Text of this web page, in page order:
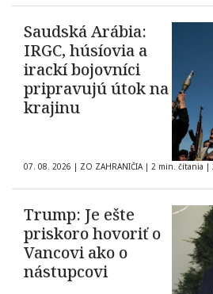
Saudská Arábia:
IRGC, húsíovia a
irackí bojovníci
pripravujú útok na
krajinu
07. 08. 2026 | ZO ZAHRANIČIA | 2 min. čítania |
Trump: Je ešte
priskoro hovoriť o
Vancovi ako o
nástupcovi